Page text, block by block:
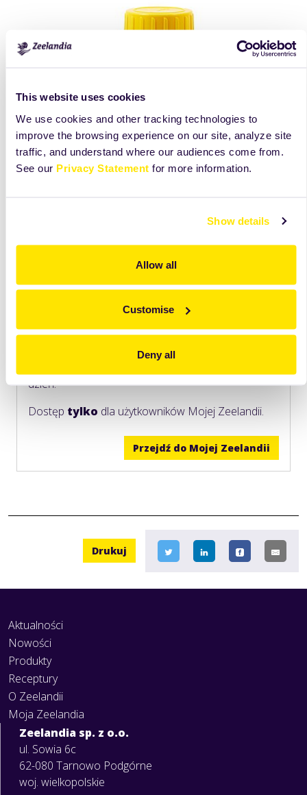
This website uses cookies
We use cookies and other tracking technologies to
improve the browsing experience on our site, analyze site
traffic, and understand where our audiences come from.
See our Privacy Statement for more information.
Show details
Allow all
Customise
Deny all
Odkryj więcej niż widzisz na tej karcie
Zobacz składniki, receptury i wskazówki, które
dzień.
Dostęp tylko dla użytkowników Mojej Zeelandii.
Przejdź do Mojej Zeelandii
Drukuj
Aktualności
Nowości
Produkty
Receptury
O Zeelandii
Moja Zeelandia
Zeelandia sp. z o.o.
ul. Sowia 6c
62-080 Tarnowo Podgórne
woj. wielkopolskie